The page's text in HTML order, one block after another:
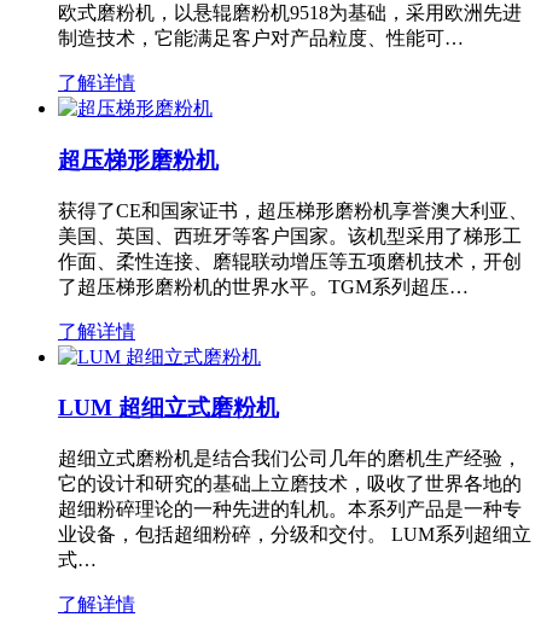
欧式磨粉机，以悬辊磨粉机9518为基础，采用欧洲先进
制造技术，它能满足客户对产品粒度、性能可…
了解详情
超压梯形磨粉机
获得了CE和国家证书，超压梯形磨粉机享誉澳大利亚、
美国、英国、西班牙等客户国家。该机型采用了梯形工
作面、柔性连接、磨辊联动增压等五项磨机技术，开创
了超压梯形磨粉机的世界水平。TGM系列超压…
了解详情
LUM 超细立式磨粉机
超细立式磨粉机是结合我们公司几年的磨机生产经验，
它的设计和研究的基础上立磨技术，吸收了世界各地的
超细粉碎理论的一种先进的轧机。本系列产品是一种专
业设备，包括超细粉碎，分级和交付。 LUM系列超细立
式…
了解详情